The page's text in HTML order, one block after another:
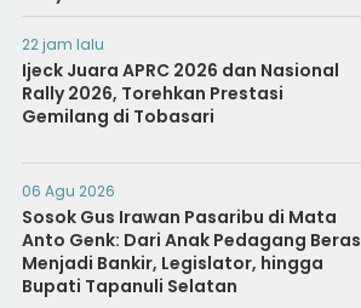
22 jam lalu
Ijeck Juara APRC 2026 dan Nasional
Rally 2026, Torehkan Prestasi
Gemilang di Tobasari
06 Agu 2026
Sosok Gus Irawan Pasaribu di Mata
Anto Genk: Dari Anak Pedagang Beras
Menjadi Bankir, Legislator, hingga
Bupati Tapanuli Selatan